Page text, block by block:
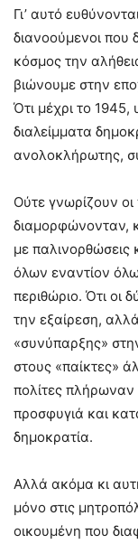
Γι’ αυτό
διανοούμενοι που
κόσμος την
βιώνουμε στην
Ότι μέχρι το
διαλείμματα
ανολοκλήρωτης,
Ούτε γνωρίζουν οι
διαμορφώνονταν,
με παλινορθώσεις
όλων εναντίον
περιθώριο. Ότι οι
την εξαίρεση,
«συνύπαρξης»
στους «παίκτες»
πολίτες
προσφυγιά και
δημοκρατία.
Αλλά ακόμα κι
μόνο στις
οικουμένη που